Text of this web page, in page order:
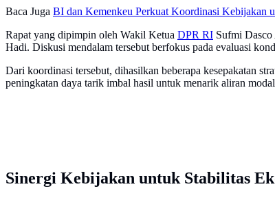
Baca Juga BI dan Kemenkeu Perkuat Koordinasi Kebijakan
Rapat yang dipimpin oleh Wakil Ketua DPR RI Sufmi
Hadi. Diskusi mendalam tersebut berfokus pada evaluasi
Dari koordinasi tersebut, dihasilkan beberapa kesepakatan
peningkatan daya tarik imbal hasil untuk menarik aliran
Sinergi Kebijakan untuk Stabilitas